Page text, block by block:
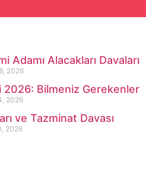
Adamı Alacakları Davaları
2026
2026: Bilmeniz Gerekenler
2026
ve Tazminat Davası
2026